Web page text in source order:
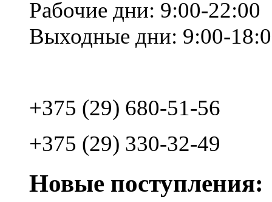
Рабочие дни: 9:00-22:00
Выходные дни: 9:00-
+375 (29) 680-51-56
+375 (29) 330-32-49
Новые поступления: